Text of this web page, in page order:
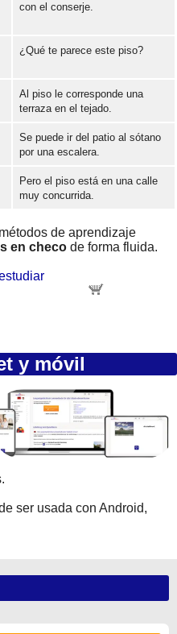
con el conserje.
¿Qué te parece este piso?
Error loading: "https://www.idiomaspc.com/curso-aprender-checo-avanzado/audio/4007.mp3"
Al piso le corresponde una
terraza en el tejado.
Error loading: "https://www.idiomaspc.com/curso-aprender-checo-avanzado/audio/4008.mp3"
Se puede ir del patio al sótano
por una escalera.
Pero el piso está en una calle
muy concurrida.
de aprendizaje
en checo de forma fluida.
y móvil
ser usada con Android,